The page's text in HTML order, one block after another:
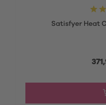
Satisfyer Heat